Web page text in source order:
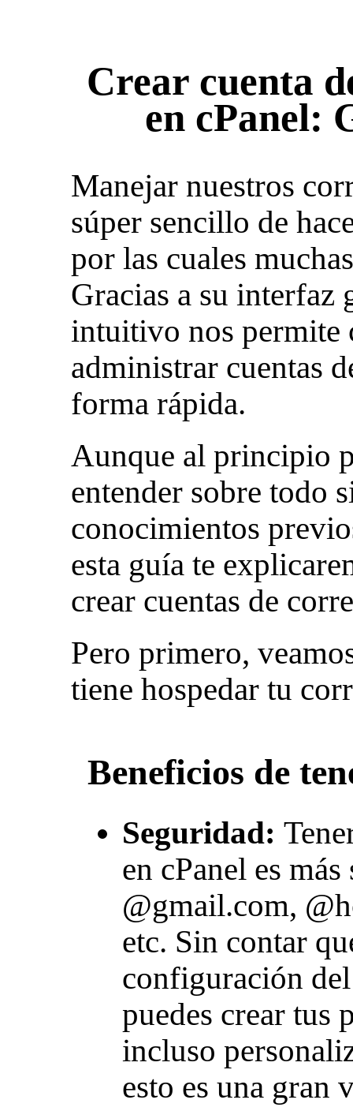
Crear cuenta
en cPanel:
Manejar nuestros
súper sencillo de
por las cuales
Gracias a su interfaz
intuitivo nos permite
administrar cuentas
forma rápida.
Aunque al principio
entender sobre todo
conocimientos
esta guía te
crear cuentas de
Pero primero,
tiene hospedar tu
Beneficios de
Seguridad:
en cPanel es
@gmail.com,
etc. Sin contar
configuración
puedes crear tus
incluso
esto es una gran